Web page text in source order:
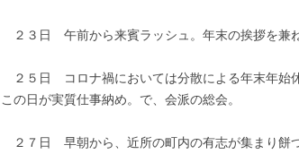
２３日 午前から来賓ラッシュ。年末の挨拶を兼
２５日 コロナ禍においては分散による年末年始
この日が実質仕事納め。で、会派の総会。
２７日 早朝から、近所の町内の有志が集まり餅